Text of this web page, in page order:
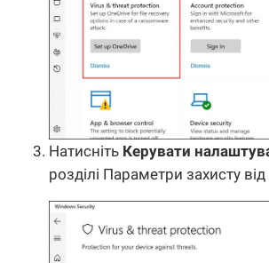
Натисніть Керувати
розділі Параметри захисту від